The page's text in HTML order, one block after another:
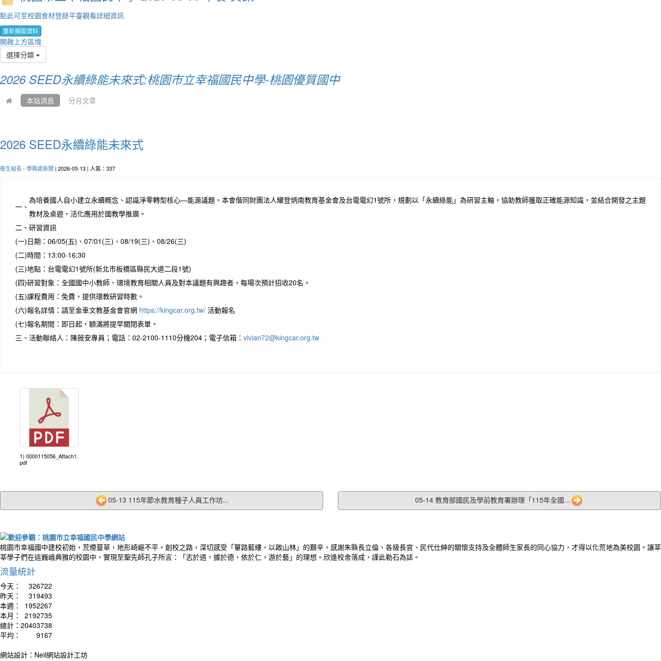
點此可至校園食材登錄平臺觀看詳細資訊
重新擷取資料
開啟上方區塊
選擇分類
2026 SEED永續綠能未來式:桃園市立幸福國民中學-桃園優質國中
本站消息 分月文章
2026 SEED永續綠能未來式
衛生組長- 學務處新聞 | 2026-05-13 | 人氣：337
一、
為培養國人自小建立永續概念、認識淨零轉型核心—能源議題，本會偕同財團法人耀登炳南教育基金會及台電電幻1號所，規劃以「永續綠能」為研習主軸，協助教師獲取正確能源知識，並結合開發之主題
教材及桌遊，活化應用於國教學推廣。
二、 研習資訊
(一)日期：06/05(五)、07/01(三)、08/19(三)、08/26(三)
(二)時間：13:00-16:30
(三)地點：台電電幻1號所(新北市板橋區縣民大道二段1號)
(四)研習對象：全國國中小教師、環境教育相關人員及對本議題有興趣者，每場次預計招收20名。
(五)課程費用：免費，提供環教研習時數。
(六)報名詳情：請至金車文教基金會官網 https://kingcar.org.tw/ 活動報名
(七)報名期間：即日起，額滿將提早關閉表單。
三、 活動聯絡人：陳薇安專員；電話：02-2100-1110分機204；電子信箱： vivian72@kingcar.org.tw
1) 0000115056_Attach1.
pdf
05-13 115年節水教育種子人員工作坊... 05-14 教育部國民及學前教育署辦理「115年全國...
桃園市幸福國中建校初始，荒煙蔓草，地形崎嶇不平。創校之路，深切感受「篳路藍縷，以啟山林」的艱辛。感謝朱縣長立倫、各級長官、民代仕紳的關懷支持及全體師生家長的同心協力，才得以化荒地為美校園。讓莘
莘學子們在這巍峨典雅的校園中，實現至聖先師孔子所言：「志於道，據於德，依於仁，游於藝」的理想。欣逢校舍落成，謹此勒石為誌。
流量統計
今天：
326722
昨天：
319493
本週：
1952267
本月：
2192735
總計： 20403738
平均：
9167
網站設計：Neil網站設計工坊